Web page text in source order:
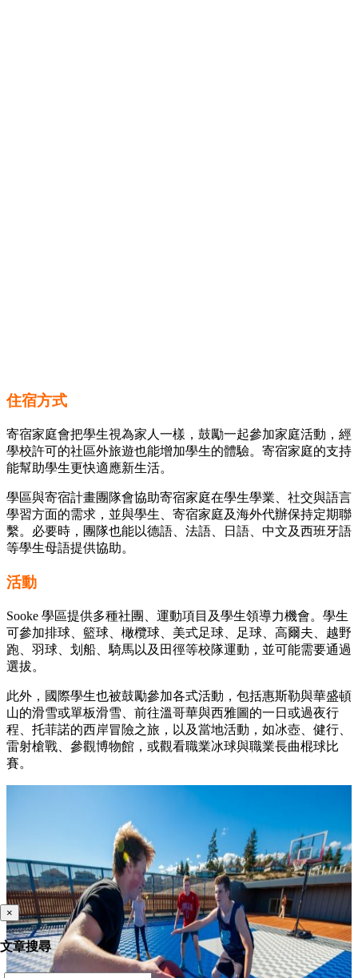
住宿方式
寄宿家庭會把學生視為家人一樣，鼓勵一起參加家庭活動，經
學校許可的社區外旅遊也能增加學生的體驗。寄宿家庭的支持
能幫助學生更快適應新生活。
學區與寄宿計畫團隊會協助寄宿家庭在學生學業、社交與語言
學習方面的需求，並與學生、寄宿家庭及海外代辦保持定期聯
繫。必要時，團隊也能以德語、法語、日語、中文及西班牙語
等學生母語提供協助。
活動
Sooke 學區提供多種社團、運動項目及學生領導力機會。學生
可參加排球、籃球、橄欖球、美式足球、足球、高爾夫、越野
跑、羽球、划船、騎馬以及田徑等校隊運動，並可能需要通過
選拔。
此外，國際學生也被鼓勵參加各式活動，包括惠斯勒與華盛頓
山的滑雪或單板滑雪、前往溫哥華與西雅圖的一日或過夜行
程、托菲諾的西岸冒險之旅，以及當地活動，如冰壺、健行、
雷射槍戰、參觀博物館，或觀看職業冰球與職業長曲棍球比
賽。
×
文章搜尋